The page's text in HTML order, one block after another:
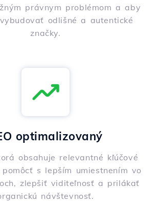
právnym problémom a aby
odlišné a autentické
značky.
optimalizovaný
obsahuje relevantné kľúčové
pomôcť s lepším umiestnením vo
zlepšiť viditeľnosť a prilákať
návštevnosť.